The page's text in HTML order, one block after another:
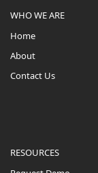
WHO WE ARE
Home
About
Contact Us
RESOURCES